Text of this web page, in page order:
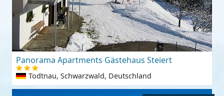
Panorama Apartments Gästehaus Steiert
Todtnau, Schwarzwald, Deutschland